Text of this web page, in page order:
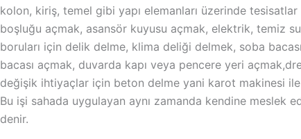
kolon, kiriş, temel gibi yapı elemanları üzerinde
boşluğu açmak, asansör kuyusu açmak, elektrik, temiz
boruları için delik delme, klima deliği delmek, soba
bacası açmak, duvarda kapı veya pencere yeri
değişik ihtiyaçlar için beton delme yani karot makinesi ile
Bu işi sahada uygulayan aynı zamanda kendine meslek
denir.